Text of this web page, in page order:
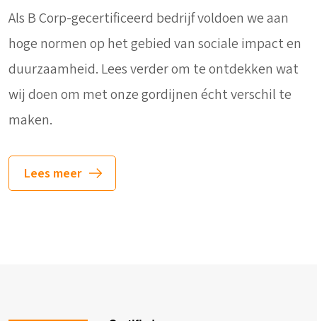
Als B Corp-gecertificeerd bedrijf voldoen we aan
hoge normen op het gebied van sociale impact en
duurzaamheid. Lees verder om te ontdekken wat
wij doen om met onze gordijnen écht verschil te
maken.
Lees meer